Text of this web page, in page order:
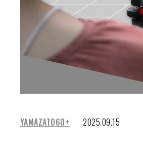
YAMAZATO60+ 2025.09.15